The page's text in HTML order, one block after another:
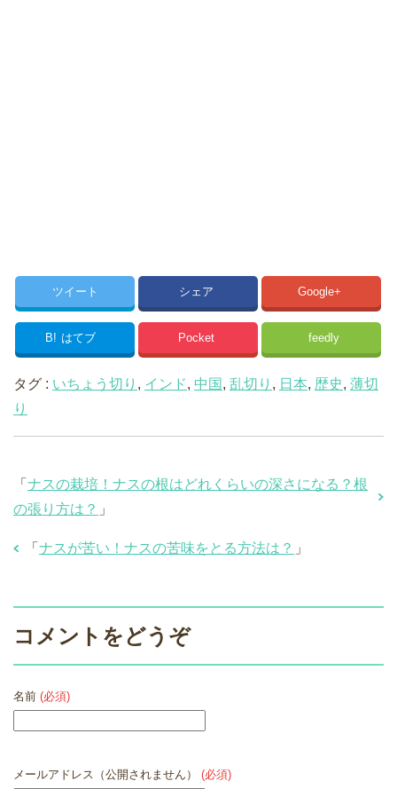
ツイート シェア Google+
B! はてブ Pocket feedly
タグ : いちょう切り , インド, 中国 , 乱切り , 日本, 歴史, 薄切
り
「 ナスの栽培！ナスの根はどれくらいの深さになる？根
の張り方は？ 」
「 ナスが苦い！ナスの苦味をとる方法は？ 」
コメントをどうぞ
名前 (必須)
メールアドレス（公開されません） (必須)